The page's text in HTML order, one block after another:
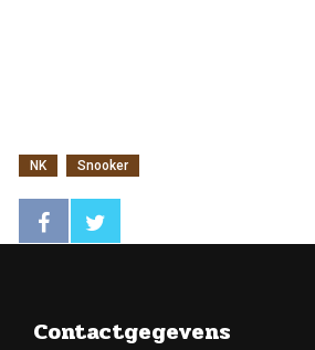
NK Snooker
Contactgegevens